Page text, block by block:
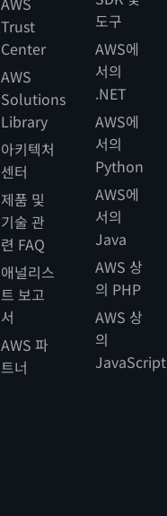
Trust
Center
AWS
Solutions
Library
아키텍처
센터
제품 및
기술 관
련 FAQ
애널리스
트 보고
서
AWS 파
트너
도구
AWS에
서의
.NET
AWS에
서의
Python
AWS에
서의
Java
AWS 상
의 PHP
AWS 상
의
JavaScript